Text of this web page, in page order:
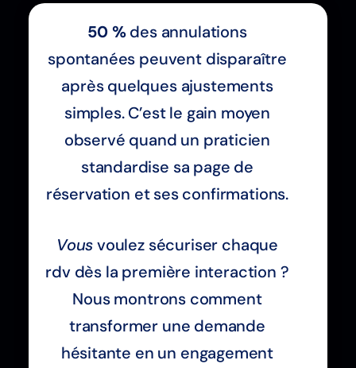
50 %des annulations
spontanées peuvent disparaître
après quelques ajustements
simples. C’est le gain moyen
observé quand un praticien
standardise sa page de
réservation et ses confirmations.
Vousvoulez sécuriser chaque
rdv dès la première interaction ?
Nous montrons comment
transformer une demande
hésitante en un engagement